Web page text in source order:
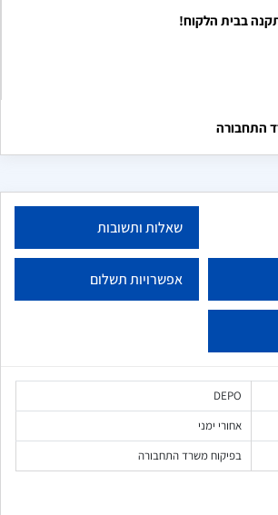
בבית הלקוח!
התחבורה
שאלות ותשובות
אפשרויות תשלום
DEPO
אחורי ימני
בפיקוח משרד התחבורה